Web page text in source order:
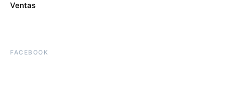
Ventas
FACEBOOK